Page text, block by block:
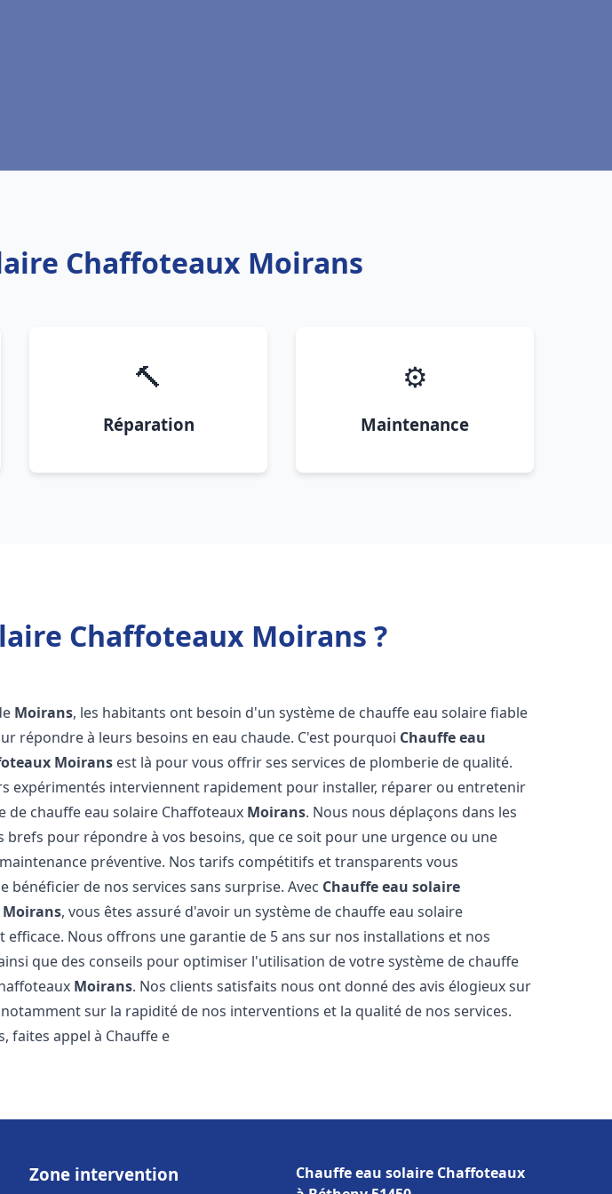
Chaffoteaux Moirans
🔨
Réparation
⚙️
Maintenance
Chaffoteaux Moirans ?
Moirans, les habitants ont besoin d'un système de chauffe eau solaire fiable
répondre à leurs besoins en eau chaude. C'est pourquoi Chauffe eau
Moirans est là pour vous offrir ses services de plomberie de qualité.
expérimentés interviennent rapidement pour installer, réparer ou entretenir
de chauffe eau solaire Chaffoteaux Moirans. Nous nous déplaçons dans les
brefs pour répondre à vos besoins, que ce soit pour une urgence ou une
préventive. Nos tarifs compétitifs et transparents vous
bénéficier de nos services sans surprise. Avec Chauffe eau solaire
Moirans, vous êtes assuré d'avoir un système de chauffe eau solaire
efficace. Nous offrons une garantie de 5 ans sur nos installations et nos
que des conseils pour optimiser l'utilisation de votre système de chauffe
Moirans. Nos clients satisfaits nous ont donné des avis élogieux sur
sur la rapidité de nos interventions et la qualité de nos services.
faites appel à Chauffe e
Zone intervention
Chauffe eau solaire Chaffoteaux